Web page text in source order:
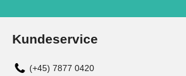
Kundeservice
(+45) 7877 0420